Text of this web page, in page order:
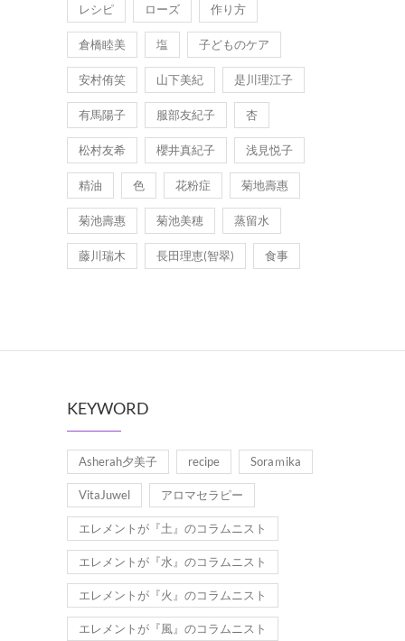
レシピ ローズ 作り方
倉橋睦美 塩 子どものケア
安村侑笑 山下美紀 是川理江子
有馬陽子 服部友紀子 杏
松村友希 櫻井真紀子 浅見悦子
精油 色 花粉症 菊地壽惠
菊池壽惠 菊池美穂 蒸留水
藤川瑞木 長田理恵(智翠) 食事
KEYWORD
Asherah夕美子 recipe Soraｍika
VitaJuwel アロマセラピー
エレメントが『土』のコラムニスト
エレメントが『水』のコラムニスト
エレメントが『火』のコラムニスト
エレメントが『風』のコラムニスト